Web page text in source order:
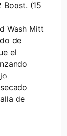
Boost. (15
Wash Mitt
de
el
de